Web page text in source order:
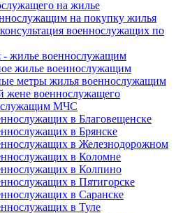
на жилье
на покупку жилья
военнослужащих по
- жилье военнослужащим
жилье военнослужащим
метры жилья военнослужащим
военнослужащего
МЧС
в Благовещенске
в Брянске
в Железнодорожном
в Коломне
в Колпино
в Пятигорске
в Саранске
в Туле